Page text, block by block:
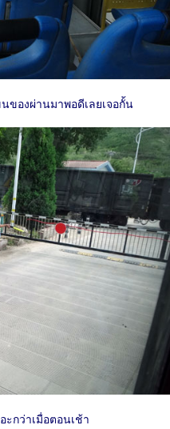
ของผ่านมาพอดีเลยเจอกั้น
ะกว่าเมื่อตอนเช้า